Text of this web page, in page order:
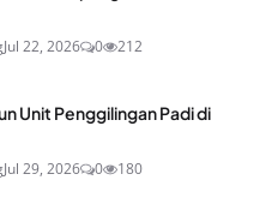
Jul 22, 2026 0 212
Unit Penggilingan Padi di
Jul 29, 2026 0 180